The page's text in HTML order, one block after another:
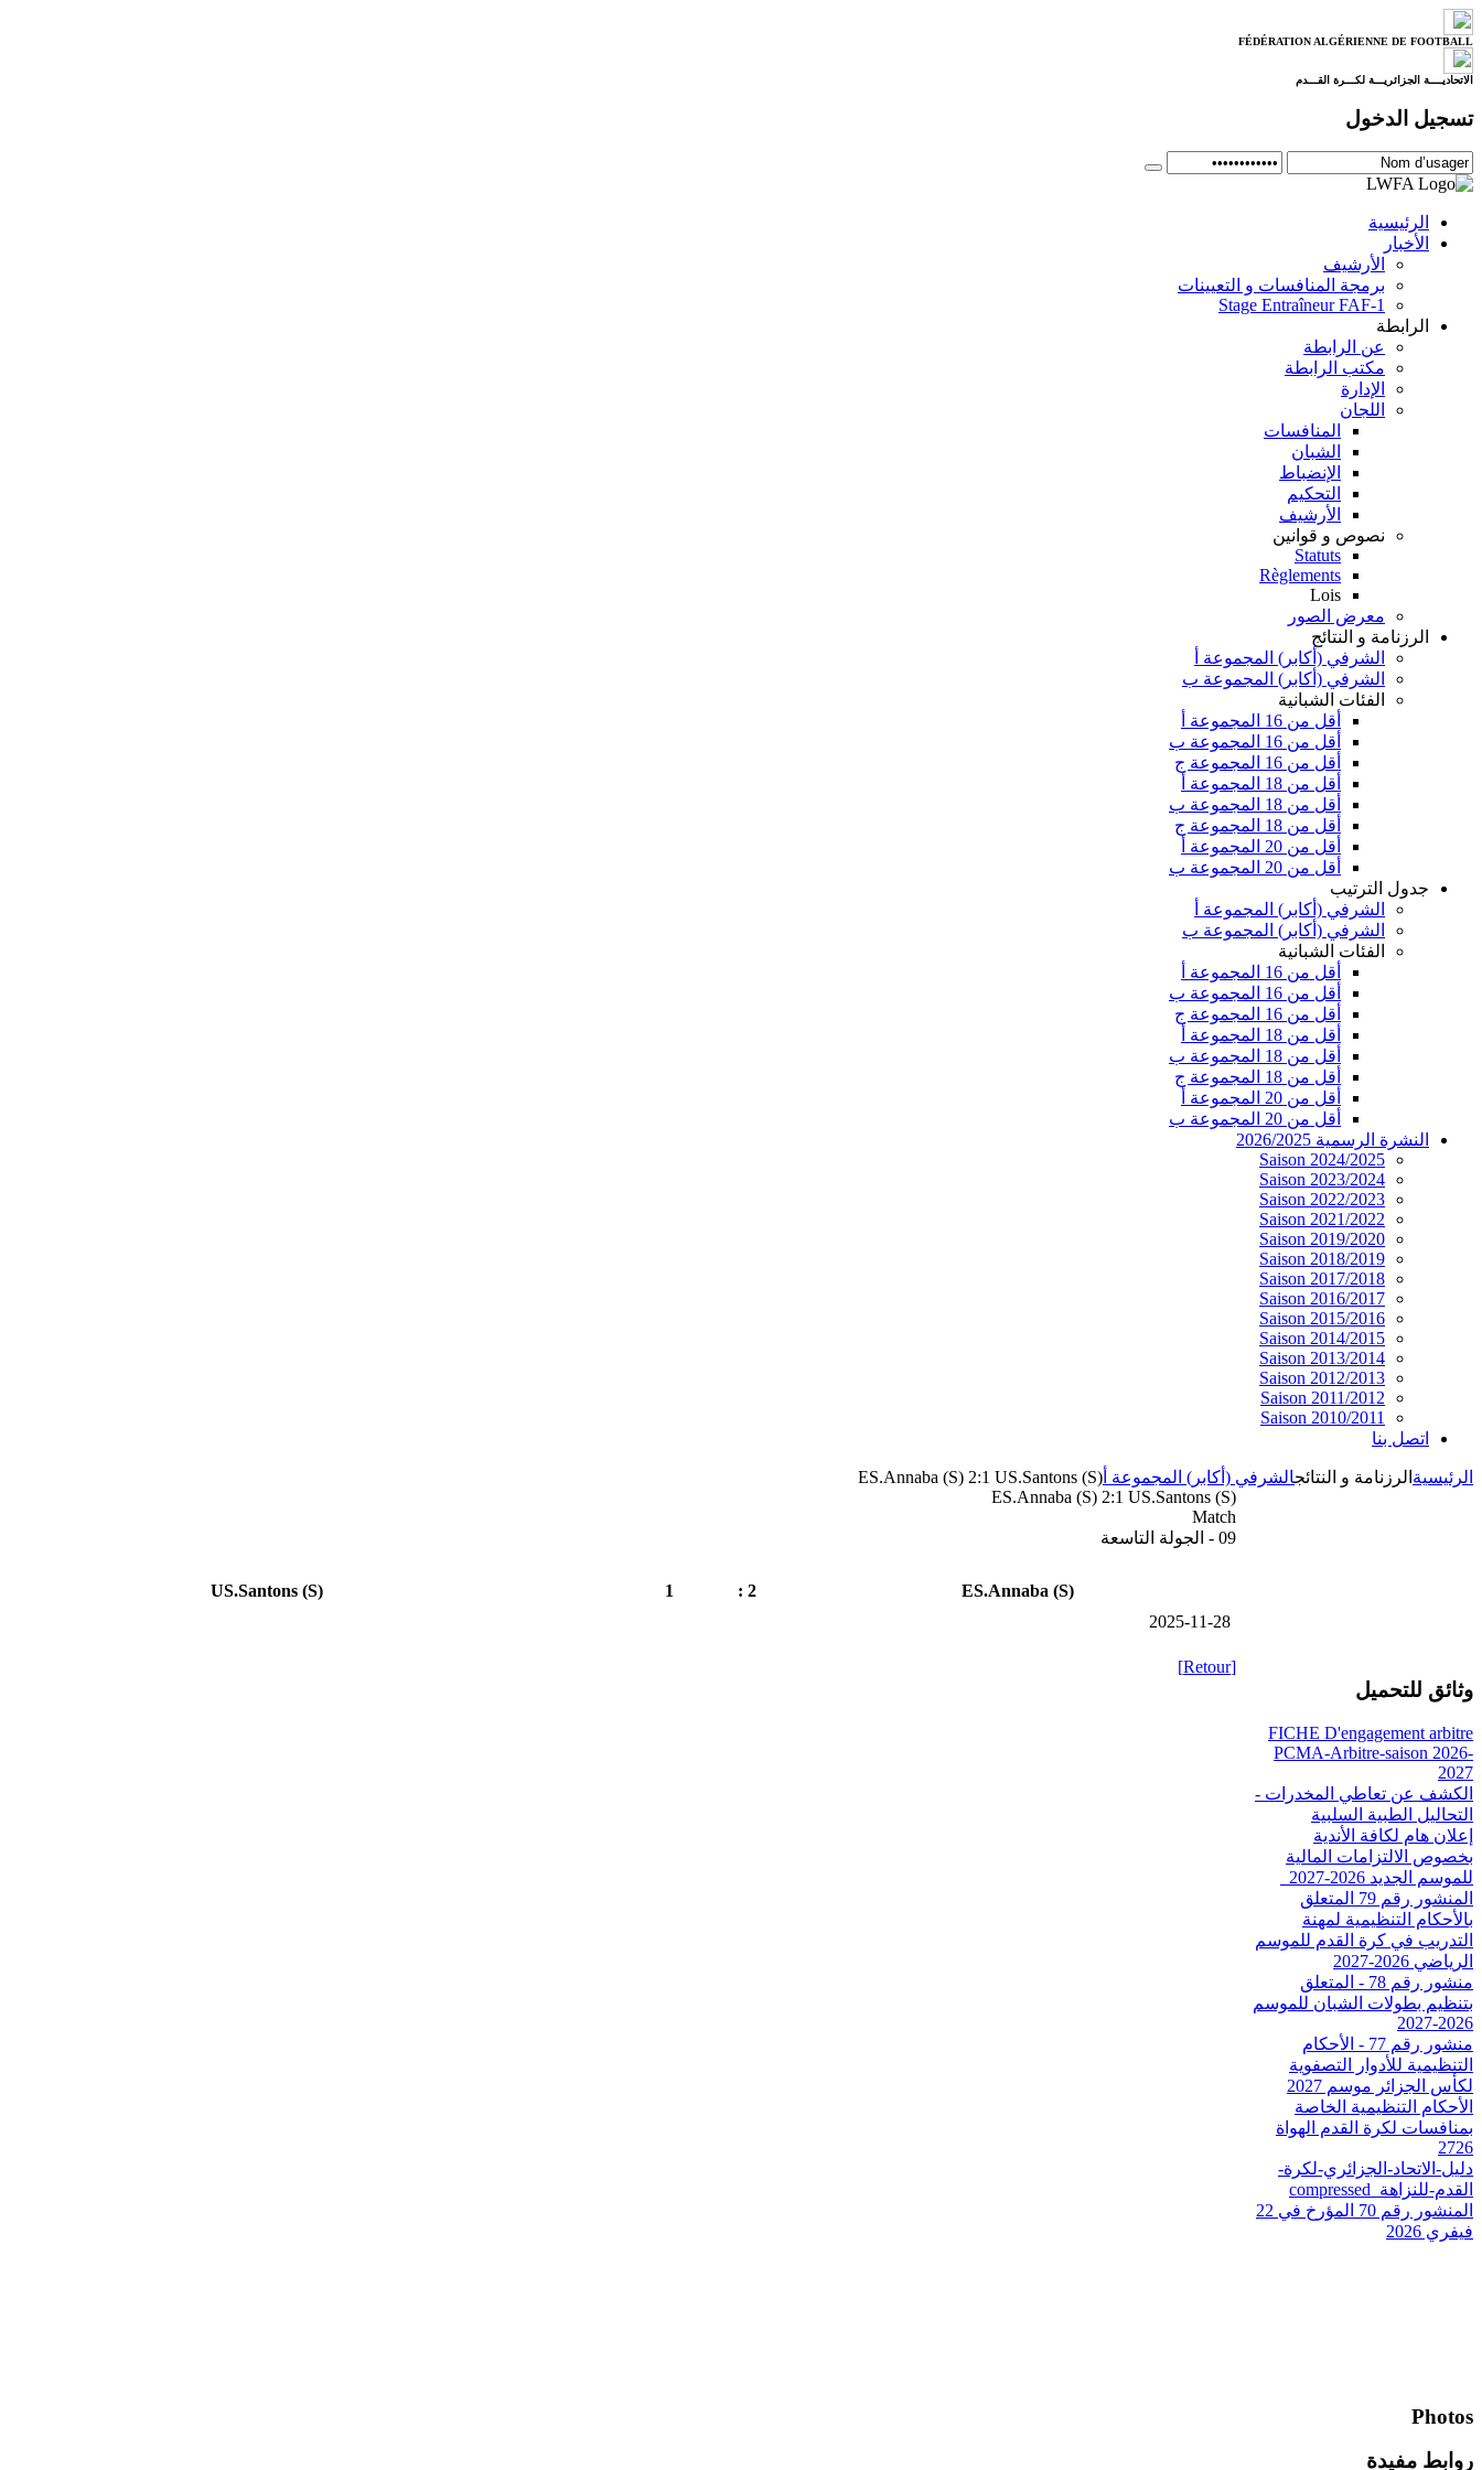
FÉDÉRATION ALGÉRIENNE DE FOOTBALL
الاتحاديــــة الجزائريـــة لكـــرة القـــدم
تسجيل الدخول
الرئيسية
الأخبار
الأرشيف
برمجة المنافسات و التعيينات
Stage Entraîneur FAF-1
الرابطة
عن الرابطة
مكتب الرابطة
الإدارة
اللجان
المنافسات
الشبان
الإنضباط
التحكيم
الأرشيف
نصوص و قوانين
Statuts
Règlements
Lois
معرض الصور
الرزنامة و النتائج
الشرفي (أكابر) المجموعة أ
الشرفي (أكابر) المجموعة ب
الفئات الشبانية
أقل من 16 المجموعة أ
أقل من 16 المجموعة ب
أقل من 16 المجموعة ج
أقل من 18 المجموعة أ
أقل من 18 المجموعة ب
أقل من 18 المجموعة ج
أقل من 20 المجموعة أ
أقل من 20 المجموعة ب
جدول الترتيب
الشرفي (أكابر) المجموعة أ
الشرفي (أكابر) المجموعة ب
الفئات الشبانية
أقل من 16 المجموعة أ
أقل من 16 المجموعة ب
أقل من 16 المجموعة ج
أقل من 18 المجموعة أ
أقل من 18 المجموعة ب
أقل من 18 المجموعة ج
أقل من 20 المجموعة أ
أقل من 20 المجموعة ب
النشرة الرسمية 2026/2025
Saison 2024/2025
Saison 2023/2024
Saison 2022/2023
Saison 2021/2022
Saison 2019/2020
Saison 2018/2019
Saison 2017/2018
Saison 2016/2017
Saison 2015/2016
Saison 2014/2015
Saison 2013/2014
Saison 2012/2013
Saison 2011/2012
Saison 2010/2011
اتصل بنا
الرئيسية الرزنامة و النتائجالشرفي (أكابر) المجموعة أ ES.Annaba (S) 2:1 US.Santons (S)
ES.Annaba (S) 2:1 US.Santons (S)
Match
09 - الجولة التاسعة
ES.Annaba (S)
2 :
1
US.Santons (S)
2025-11-28
[Retour]
وثائق للتحميل
FICHE D'engagement arbitre
PCMA-Arbitre-saison 2026-
2027
الكشف عن تعاطي المخدرات -
التحاليل الطبية السلبية
إعلان هام لكافة الأندية
بخصوص الالتزامات المالية
للموسم الجديد 2026-2027_
المنشور رقم 79 المتعلق
بالأحكام التنظيمية لمهنة
التدريب في كرة القدم للموسم
الرياضي 2026-2027
منشور رقم 78 - المتعلق
بتنظيم بطولات الشبان للموسم
2026-2027
منشور رقم 77 - الأحكام
التنظيمية للأدوار التصفوية
لكأس الجزائر موسم 2027
الأحكام التنظيمية الخاصة
بمنافسات لكرة القدم الهواة
2726
دليل-الاتحاد-الجزائري-لكرة-
القدم-للنزاهة_compressed
المنشور رقم 70 المؤرخ في 22
فيفري 2026
Photos
روابط مفيدة